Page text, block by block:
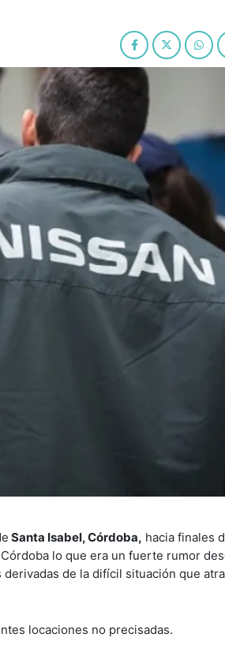
Santa Isabel, Córdoba, hacia finales
lo que era un fuerte rumor
de la difícil situación que
locaciones no precisadas.